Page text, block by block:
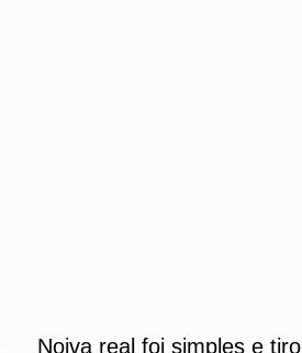
Noiva real foi simples e